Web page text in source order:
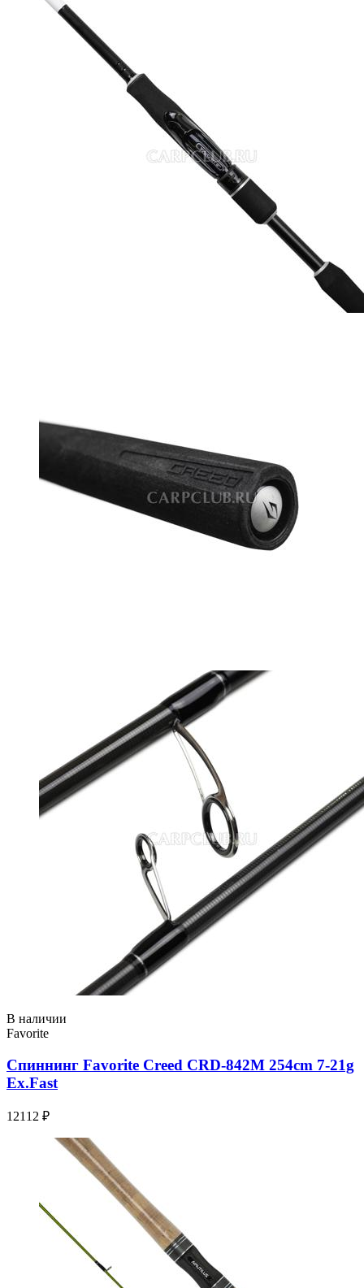
В наличии
Favorite
Спиннинг Favorite Creed CRD-842M 254сm 7-21g
Ex.Fast
12112 ₽